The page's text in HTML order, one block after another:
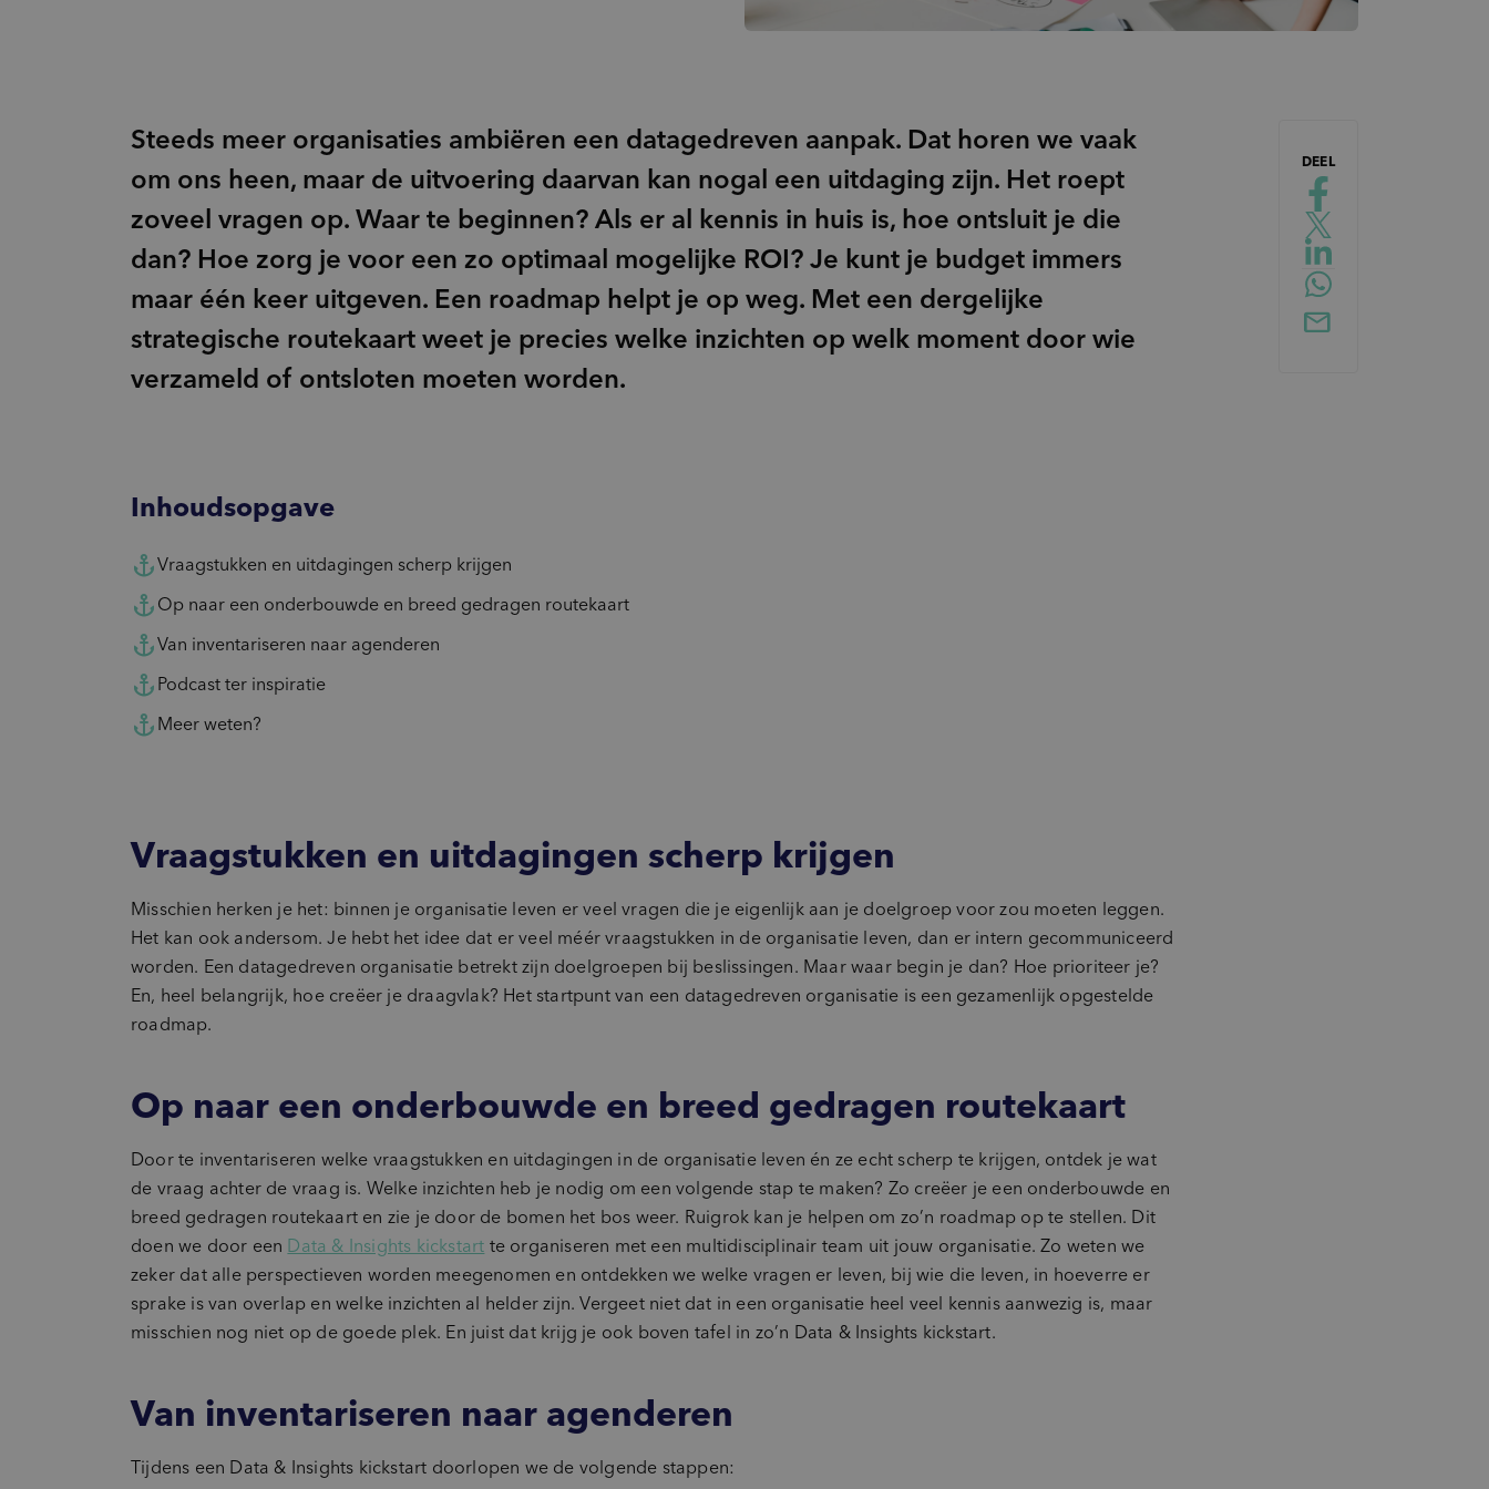
Steeds meer organisaties ambiëren een datagedreven aanpak. Dat horen we vaak
om ons heen, maar de uitvoering daarvan kan nogal een uitdaging zijn. Het roept
zoveel vragen op. Waar te beginnen? Als er al kennis in huis is, hoe ontsluit je die
dan? Hoe zorg je voor een zo optimaal mogelijke ROI? Je kunt je budget immers
maar één keer uitgeven. Een roadmap helpt je op weg. Met een dergelijke
strategische routekaart weet je precies welke inzichten op welk moment door wie
verzameld of ontsloten moeten worden.
Inhoudsopgave
Vraagstukken en uitdagingen scherp krijgen
Op naar een onderbouwde en breed gedragen routekaart
Van inventariseren naar agenderen
Podcast ter inspiratie
Meer weten?
Vraagstukken en uitdagingen scherp krijgen
Misschien herken je het: binnen je organisatie leven er veel vragen die je eigenlijk aan je doelgroep voor zou moeten leggen.
Het kan ook andersom. Je hebt het idee dat er veel méér vraagstukken in de organisatie leven, dan er intern gecommuniceerd
worden. Een datagedreven organisatie betrekt zijn doelgroepen bij beslissingen. Maar waar begin je dan? Hoe prioriteer je?
En, heel belangrijk, hoe creëer je draagvlak? Het startpunt van een datagedreven organisatie is een gezamenlijk opgestelde
roadmap.
Op naar een onderbouwde en breed gedragen routekaart
Door te inventariseren welke vraagstukken en uitdagingen in de organisatie leven én ze echt scherp te krijgen, ontdek je wat
de vraag achter de vraag is. Welke inzichten heb je nodig om een volgende stap te maken? Zo creëer je een onderbouwde en
breed gedragen routekaart en zie je door de bomen het bos weer. Ruigrok kan je helpen om zo’n roadmap op te stellen. Dit
doen we door een Data & Insights kickstart te organiseren met een multidisciplinair team uit jouw organisatie. Zo weten we
zeker dat alle perspectieven worden meegenomen en ontdekken we welke vragen er leven, bij wie die leven, in hoeverre er
sprake is van overlap en welke inzichten al helder zijn. Vergeet niet dat in een organisatie heel veel kennis aanwezig is, maar
misschien nog niet op de goede plek. En juist dat krijg je ook boven tafel in zo’n Data & Insights kickstart.
Van inventariseren naar agenderen
Tijdens een Data & Insights kickstart doorlopen we de volgende stappen:
DEEL